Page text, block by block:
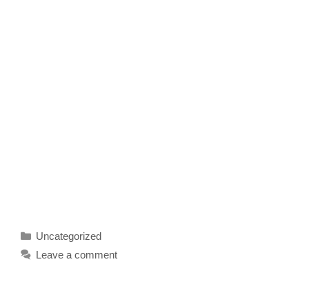
Categories
Uncategorized
Leave a comment